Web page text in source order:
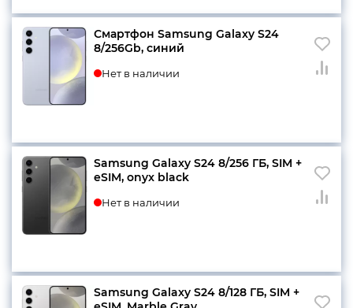
Смартфон Samsung Galaxy S24
8/256Gb, синий
Нет в наличии
Samsung Galaxy S24 8/256 ГБ, SIM +
eSIM, onyx black
Нет в наличии
Samsung Galaxy S24 8/128 ГБ, SIM +